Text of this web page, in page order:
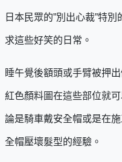
日本民眾的”別出心裁”特
求這些好笑的日常。
睡午覺後額頭或手臂被押
紅色顏料圖在這些部位就
論是騎車戴安全帽或是在
全帽壓壞髮型的經驗。